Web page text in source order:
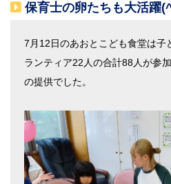
保育士の卵たちも大活躍
7月 12日のあおとこども食堂は子
ランティア22人の合計88人が参
の提供でした。